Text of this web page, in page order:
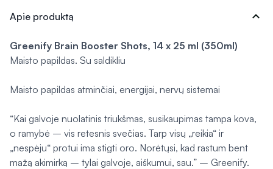
Apie produktą expand_more
Greenify Brain Booster Shots, 14 x 25 ml (350ml)
Maisto papildas. Su saldikliu
Maisto papildas atminčiai, energijai, nervų sistemai
“Kai galvoje nuolatinis triukšmas, susikaupimas tampa kova,
o ramybė – vis retesnis svečias. Tarp visų „reikia“ ir
„nespėju“ protui ima stigti oro. Norėtųsi, kad rastum bent
mažą akimirką – tylai galvoje, aiškumui, sau.” – Greenify.